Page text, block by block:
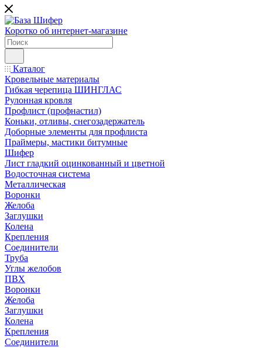
Коротко об интернет-магазине
Каталог
Кровельные материалы
Гибкая черепица ШИНГЛАС
Рулонная кровля
Профлист (профнастил)
Коньки, отливы, снегозадержатель
Доборные элементы для профлиста
Праймеры, мастики битумные
Шифер
Лист гладкий оцинкованный и цветной
Водосточная система
Металлическая
Воронки
Желоба
Заглушки
Колена
Крепления
Соединители
Труба
Углы желобов
ПВХ
Воронки
Желоба
Заглушки
Колена
Крепления
Соединители